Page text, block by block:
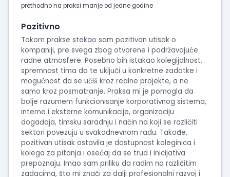
prethodno na praksi manje od jedne godine
Pozitivno
Tokom prakse stekao sam pozitivan utisak o
kompaniji, pre svega zbog otvorene i podržavajuće
radne atmosfere. Posebno bih istakao kolegijalnost,
spremnost tima da te uključi u konkretne zadatke i
mogućnost da se učiš kroz realne projekte, a ne
samo kroz posmatranje. Praksa mi je pomogla da
bolje razumem funkcionisanje korporativnog sistema,
interne i eksterne komunikacije, organizaciju
događaja, timsku saradnju i način na koji se različiti
sektori povezuju u svakodnevnom radu. Takođe,
pozitivan utisak ostavila je dostupnost koleginica i
kolega za pitanja i osećaj da se trud i inicijativa
prepoznaju. Imao sam priliku da radim na različitim
zadacima, što mi znači za dalji profesionalni razvoj i